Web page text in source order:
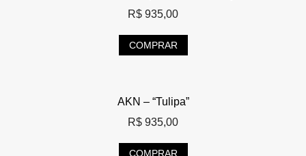
R$ 935,00
COMPRAR
AKN – “Tulipa”
R$ 935,00
COMPRAR